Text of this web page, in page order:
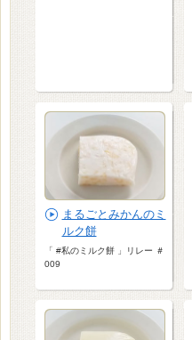
まるごとみかんのミ
ルク餅
「 #私のミルク餅 」リレー ＃
009